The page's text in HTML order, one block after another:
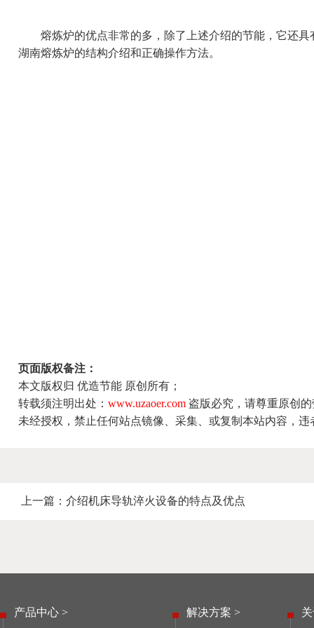
熔炼炉的优点非常的多，除了上述介绍的节能，它还具
湖南熔炼炉的结构介绍和正确操作方法。
页面版权备注：
本文版权归 优造节能 原创所有；
转载须注明出处： www.uzaoer.com 盗版必究，请尊重原创
未经授权，禁止任何站点镜像、采集、或复制本站内容，
上一篇： 介绍机床导轨淬火设备的特点及优点
产品中心 > 解决方案 >